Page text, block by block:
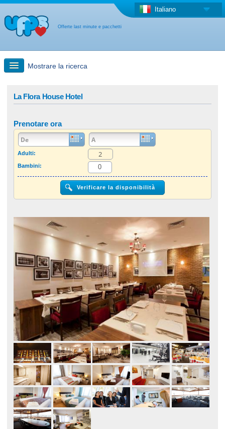
Offerte last minute e pacchetti
Italiano
Mostrare la ricerca
Offerta last minute + Offerta forfettaria
Altro paese
La Flora House Hotel
Prenotare ora
Adulti:
Bambini: